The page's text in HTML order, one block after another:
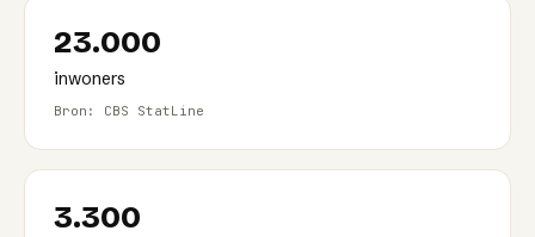
23.000
inwoners
Bron: CBS StatLine
3.300